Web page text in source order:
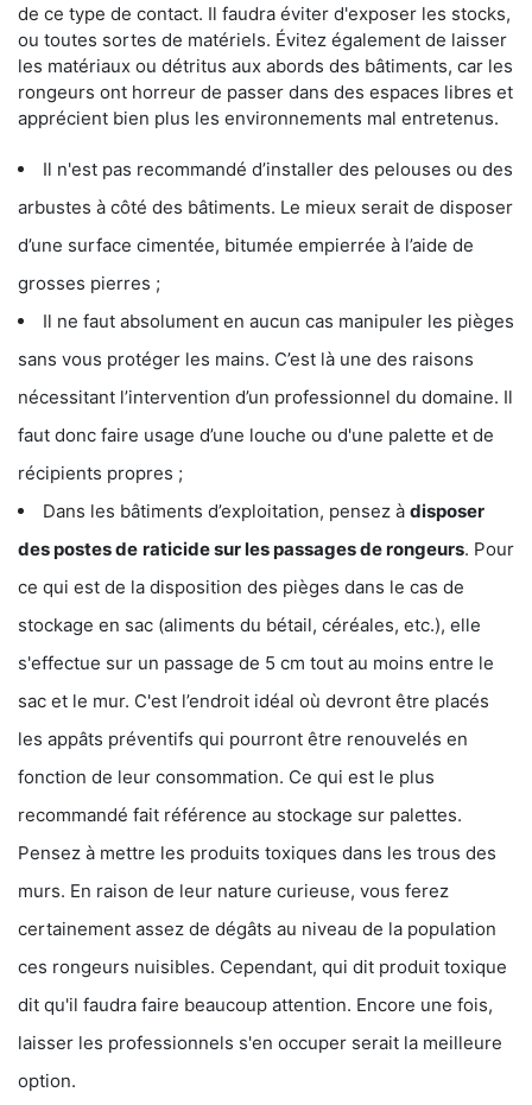
de ce type de contact. Il faudra éviter d'exposer les stocks,
ou toutes sortes de matériels. Évitez également de laisser
les matériaux ou détritus aux abords des bâtiments, car les
rongeurs ont horreur de passer dans des espaces libres et
apprécient bien plus les environnements mal entretenus.
Il n'est pas recommandé d’installer des pelouses ou des
arbustes à côté des bâtiments. Le mieux serait de disposer
d’une surface cimentée, bitumée empierrée à l’aide de
grosses pierres ;
Il ne faut absolument en aucun cas manipuler les pièges
sans vous protéger les mains. C’est là une des raisons
nécessitant l’intervention d’un professionnel du domaine. Il
faut donc faire usage d’une louche ou d'une palette et de
récipients propres ;
Dans les bâtiments d’exploitation, pensez à disposer
des postes de raticide sur les passages de rongeurs. Pour
ce qui est de la disposition des pièges dans le cas de
stockage en sac (aliments du bétail, céréales, etc.), elle
s'effectue sur un passage de 5 cm tout au moins entre le
sac et le mur. C'est l’endroit idéal où devront être placés
les appâts préventifs qui pourront être renouvelés en
fonction de leur consommation. Ce qui est le plus
recommandé fait référence au stockage sur palettes.
Pensez à mettre les produits toxiques dans les trous des
murs. En raison de leur nature curieuse, vous ferez
certainement assez de dégâts au niveau de la population
ces rongeurs nuisibles. Cependant, qui dit produit toxique
dit qu'il faudra faire beaucoup attention. Encore une fois,
laisser les professionnels s'en occuper serait la meilleure
option.